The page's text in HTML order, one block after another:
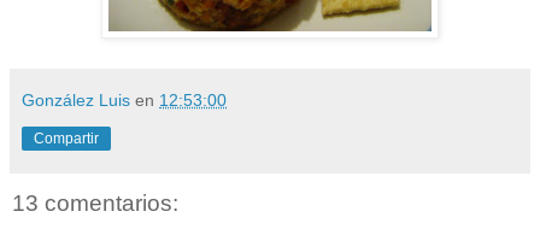
González Luis en 12:53:00
Compartir
13 comentarios: